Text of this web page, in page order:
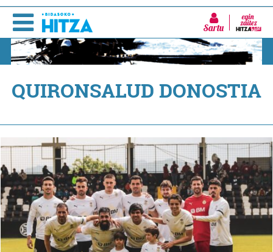
Sartu
QUIRONSALUD DONOSTIA